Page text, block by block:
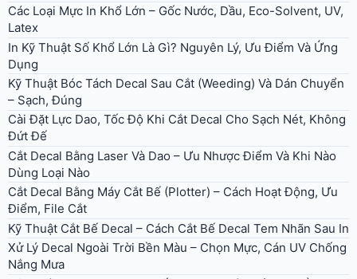
Các Loại Mực In Khổ Lớn – Gốc Nước, Dầu, Eco-Solvent, UV,
Latex
In Kỹ Thuật Số Khổ Lớn Là Gì? Nguyên Lý, Ưu Điểm Và Ứng
Dụng
Kỹ Thuật Bóc Tách Decal Sau Cắt (Weeding) Và Dán Chuyển
– Sạch, Đúng
Cài Đặt Lực Dao, Tốc Độ Khi Cắt Decal Cho Sạch Nét, Không
Đứt Đế
Cắt Decal Bằng Laser Và Dao – Ưu Nhược Điểm Và Khi Nào
Dùng Loại Nào
Cắt Decal Bằng Máy Cắt Bế (Plotter) – Cách Hoạt Động, Ưu
Điểm, File Cắt
Kỹ Thuật Cắt Bế Decal – Cách Cắt Bế Decal Tem Nhãn Sau In
Xử Lý Decal Ngoài Trời Bền Màu – Chọn Mực, Cán UV Chống
Nắng Mưa